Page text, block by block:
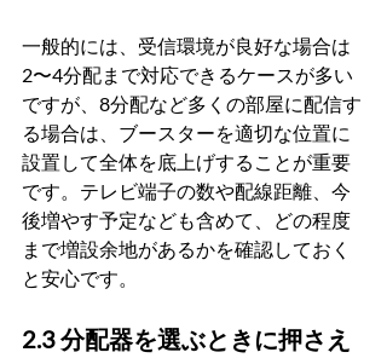
一般的には、受信環境が良好な場合は
2〜4分配まで対応できるケースが多い
ですが、8分配など多くの部屋に配信す
る場合は、ブースターを適切な位置に
設置して全体を底上げすることが重要
です。テレビ端子の数や配線距離、今
後増やす予定なども含めて、どの程度
まで増設余地があるかを確認しておく
と安心です。
2.3 分配器を選ぶときに押さえ